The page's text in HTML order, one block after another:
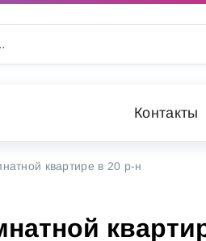
Контакты
квартире в 20 р-н